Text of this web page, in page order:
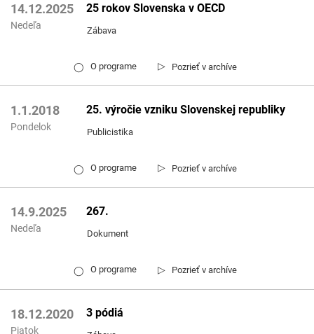
▷ Pozrieť v archíve
25 rokov Slovenska v OECD
Zábava
Nedeľa
14.12.2025
◯ O programe
▷ Pozrieť v archíve
25. výročie vzniku Slovenskej republiky
Publicistika
Pondelok
1.1.2018
◯ O programe
▷ Pozrieť v archíve
267.
Dokument
Nedeľa
14.9.2025
◯ O programe
3 pódiá
Piatok
18.12.2020